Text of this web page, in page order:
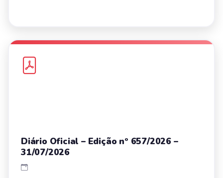
Diário Oficial – Edição nº 657/2026 –
31/07/2026